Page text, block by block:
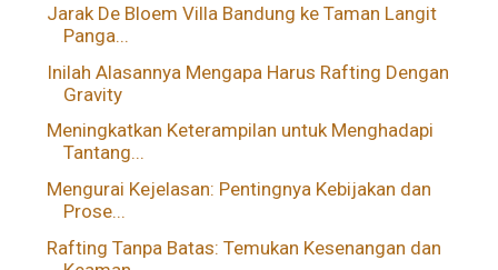
Jarak De Bloem Villa Bandung ke Taman Langit
Panga...
Inilah Alasannya Mengapa Harus Rafting Dengan
Gravity
Meningkatkan Keterampilan untuk Menghadapi
Tantang...
Mengurai Kejelasan: Pentingnya Kebijakan dan
Prose...
Rafting Tanpa Batas: Temukan Kesenangan dan